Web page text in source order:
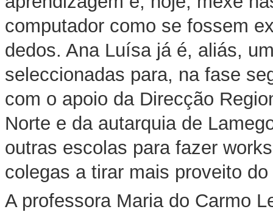
computador como se fossem
dedos. Ana Luísa já é, aliás,
seleccionadas para, na fase
com o apoio da Direcção
Norte e da autarquia de
outras escolas para fazer
colegas a tirar mais proveito
A professora Maria do Carmo